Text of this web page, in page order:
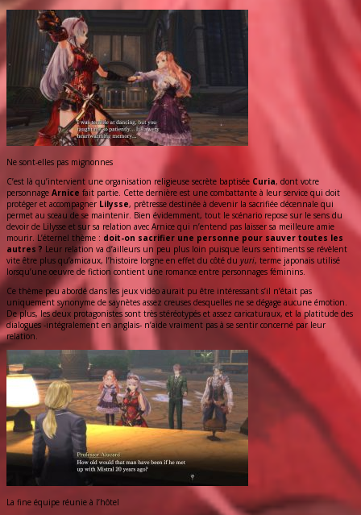
Ne sont-elles pas mignonnes
C’est là qu’intervient une organisation religieuse secrète baptisée Curia, dont votre
personnage Arnice fait partie. Cette dernière est une combattante à leur service qui doit
protéger et accompagner Lilysse, prêtresse destinée à devenir la sacrifiée décennale qui
permet au sceau de se maintenir. Bien évidemment, tout le scénario repose sur le sens du
devoir de Lilysse et sur sa relation avec Arnice qui n’entend pas laisser sa meilleure amie
mourir. L’éternel thème : doit-on sacrifier une personne pour sauver toutes les
autres ? Leur relation va d’ailleurs un peu plus loin puisque leurs sentiments se révèlent
vite être plus qu’amicaux, l’histoire lorgne en effet du côté du yuri, terme japonais utilisé
lorsqu’une oeuvre de fiction contient une romance entre personnages féminins.
Ce thème peu abordé dans les jeux vidéo aurait pu être intéressant s’il n’était pas
uniquement synonyme de saynètes assez creuses desquelles ne se dégage aucune émotion.
De plus, les deux protagonistes sont très stéréotypés et assez caricaturaux, et la platitude des
dialogues -intégralement en anglais- n’aide vraiment pas à se sentir concerné par leur
relation.
La fine équipe réunie à l’hôtel